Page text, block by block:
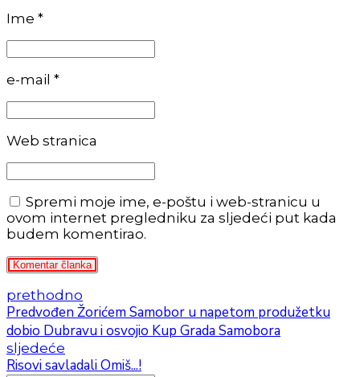
Ime *
e-mail *
Web stranica
Spremi moje ime, e-poštu i web-stranicu u
ovom internet pregledniku za sljedeći put kada
budem komentirao.
Komentar članka
prethodno
Predvođen Žorićem Samobor u napetom produžetku
dobio Dubravu i osvojio Kup Grada Samobora
sljedeće
Risovi savladali Omiš...!